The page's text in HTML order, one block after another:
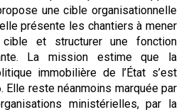
une cible organisationnelle
présente les chantiers à mener
et structurer une fonction
La mission estime que la
immobilière de l’État s’est
Elle reste néanmoins marquée par
ministérielles, par la